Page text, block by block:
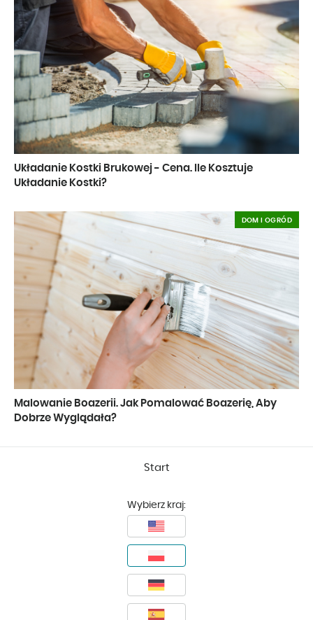
Układanie Kostki Brukowej - Cena. Ile Kosztuje
Układanie Kostki?
Malowanie Boazerii. Jak Pomalować Boazerię, Aby
Dobrze Wyglądała?
DOM I OGRÓD
Start
Wybierz kraj: